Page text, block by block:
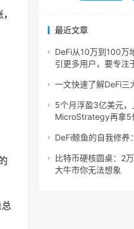
最近文章
DeFi从10万到100万
引更多用户，要专注
一文快速了解DeFi三
5个月浮盈3亿美元，
MicroStrategy再拿5
DeFi鲸鱼的自我修养
比特币硬核圆桌：2
大牛市你无法想象